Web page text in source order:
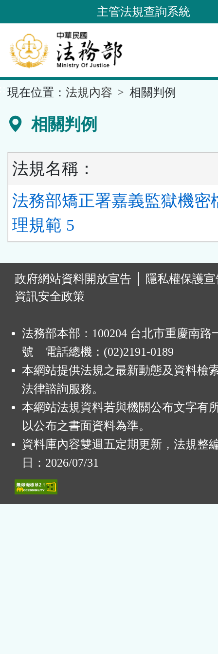
到
要
內
容
區
主管法規查詢系統
現在位置： 法規內容 相關判例
相關判例
法規名稱：
法務部矯正署嘉義監獄機密
理規範 5
政府網站資料開放宣告
隱私權保護
資訊安全政策
法務部本部：100204 台北市重慶南路
號 電話總機：(02)2191-0189
本網站提供法規之最新動態及資料檢
法律諮詢服務。
本網站法規資料若與機關公布文字有
以公布之書面資料為準。
資料庫內容雙週五定期更新，法規整
日：2026/07/31